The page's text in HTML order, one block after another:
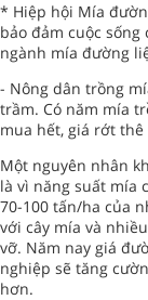
* Hiệp hội Mía
bảo đảm cuộc
ngành mía đường
- Nông dân trồng
trầm. Có năm mía
mua hết, giá rớt
Một nguyên nhân
là vì năng suất mía
70-100 tấn/ha của
với cây mía và
vỡ. Năm nay giá
nghiệp sẽ tăng
hơn.